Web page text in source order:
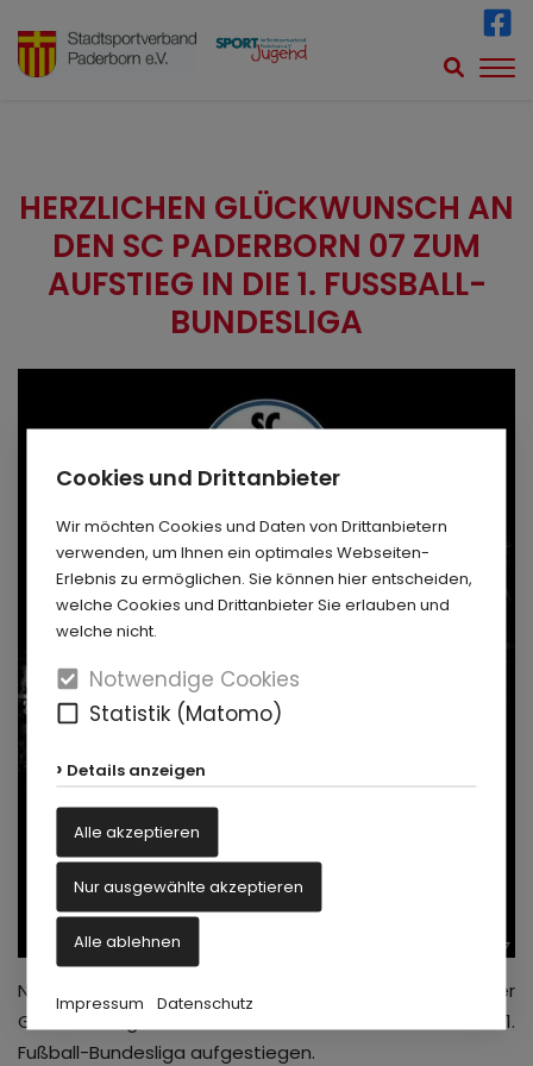
Cookies und Drittanbieter
Wir möchten Cookies und Daten von Drittanbietern
verwenden, um Ihnen ein optimales Webseiten-
Erlebnis zu ermöglichen. Sie können hier entscheiden,
welche Cookies und Drittanbieter Sie erlauben und
welche nicht.
Notwendige Cookies
Statistik (Matomo)
Details anzeigen
Alle akzeptieren
Nur ausgewählte akzeptieren
Alle ablehnen
Impressum Datenschutz
HERZLICHEN GLÜCKWUNSCH AN
DEN SC PADERBORN 07 ZUM
AUFSTIEG IN DIE 1. FUSSBALL-B
UNDESLIGA
SC Paderborn 07
Nach 2014 und 2019 hat der SC Paderborn 07 wieder
Geschichte geschrieben und ist zum dritten Mal in die 1.
Fußball-Bundesliga aufgestiegen.